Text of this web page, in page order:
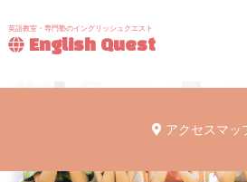
英語教室・専門塾のイングリッシュクエスト
English Quest
アクセスマッ